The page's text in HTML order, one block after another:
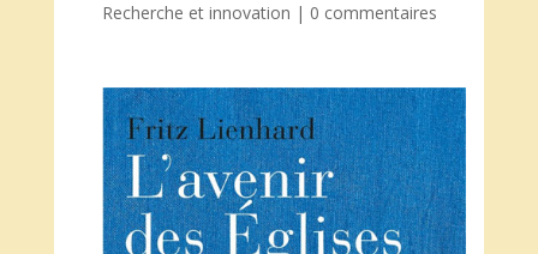
Recherche et innovation | 0 commentaires